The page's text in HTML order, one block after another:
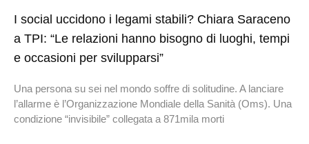
I social uccidono i legami stabili? Chiara Saraceno
a TPI: “Le relazioni hanno bisogno di luoghi, tempi
e occasioni per svilupparsi”
Una persona su sei nel mondo soffre di solitudine. A lanciare
l’allarme è l’Organizzazione Mondiale della Sanità (Oms). Una
condizione “invisibile” collegata a 871mila morti